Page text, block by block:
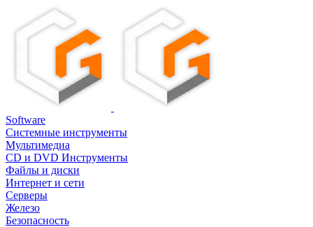
Software
Системные инструменты
Мультимедиа
CD и DVD Инструменты
Файлы и диски
Интернет и сети
Серверы
Железо
Безопасность